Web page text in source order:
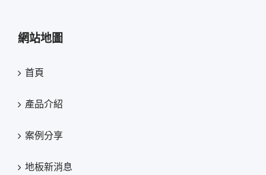
網站地圖
首頁
產品介紹
案例分享
地板新消息